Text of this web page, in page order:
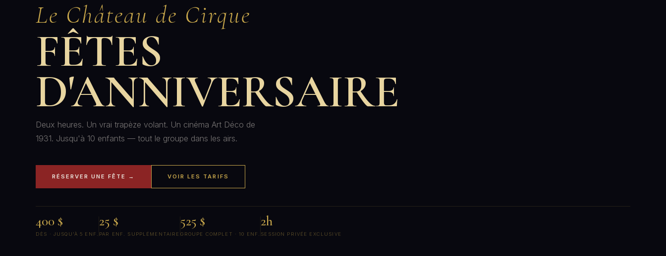
Le Château de Cirque
FÊTES
D'ANNIVERSAIRE
Deux heures. Un vrai trapèze volant. Un cinéma Art Déco de
1931. Jusqu'à 10 enfants — tout le groupe dans les airs.
RÉSERVER UNE FÊTE → VOIR LES TARIFS
400 $
DÈS · JUSQU'À 5 ENF.
25 $
PAR ENF. SUPPLÉMENTAIRE
525 $
GROUPE COMPLET · 10 ENF.
2h
SESSION PRIVÉE EXCLUSIVE